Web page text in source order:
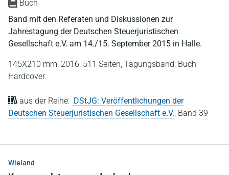
Buch
Band mit den Referaten und Diskussionen zur
Jahrestagung der Deutschen Steuerjuristischen
Gesellschaft e.V. am 14./15. September 2015 in Halle.
145X210 mm, 2016, 511 Seiten, Tagungsband, Buch
Hardcover
aus der Reihe: DStJG: Veröffentlichungen der
Deutschen Steuerjuristischen Gesellschaft e.V. Band 39
Wieland